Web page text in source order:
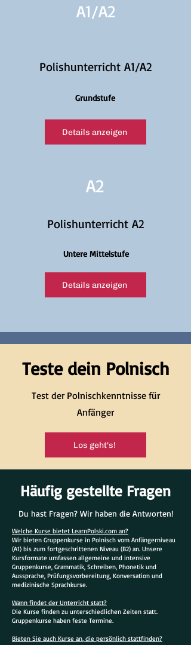
A1/A2
Polishunterricht A1/A2
Grundstufe
Details anzeigen
A2
Polishunterricht A2
Untere Mittelstufe
Details anzeigen
Teste dein Polnisch
Test der Polnischkenntnisse für
Anfänger
Los geht's!
Häufig gestellte Fragen
Du hast Fragen? Wir haben die Antworten!
Welche Kurse bietet LearnPolski.com an?
Wir bieten Gruppenkurse in Polnisch vom Anfängerniveau
(A1) bis zum fortgeschrittenen Niveau (B2) an. Unsere
Kursformate umfassen allgemeine und intensive
Gruppenkurse, Grammatik, Schreiben, Phonetik und
Aussprache, Prüfungsvorbereitung, Konversation und
medizinische Sprachkurse.
Wann findet der Unterricht statt?
Die Kurse finden zu unterschiedlichen Zeiten statt.
Gruppenkurse haben feste Termine.
Bieten Sie auch Kurse an, die persönlich stattfinden?